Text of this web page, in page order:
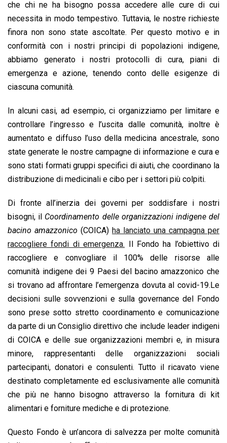
che chi ne ha bisogno possa accedere alle cure di cui
necessita in modo tempestivo. Tuttavia, le nostre richieste
finora non sono state ascoltate. Per questo motivo e in
conformità con i nostri principi di popolazioni indigene,
abbiamo generato i nostri protocolli di cura, piani di
emergenza e azione, tenendo conto delle esigenze di
ciascuna comunità.
In alcuni casi, ad esempio, ci organizziamo per limitare e
controllare l’ingresso e l’uscita dalle comunità, inoltre è
aumentato e diffuso l’uso della medicina ancestrale, sono
state generate le nostre campagne di informazione e cura e
sono stati formati gruppi specifici di aiuti, che coordinano la
distribuzione di medicinali e cibo per i settori più colpiti.
Di fronte all’inerzia dei governi per soddisfare i nostri
bisogni, il Coordinamento delle organizzazioni indigene del
bacino amazzonico (COICA) ha lanciato una campagna per
raccogliere fondi di emergenza. Il Fondo ha l’obiettivo di
raccogliere e convogliare il 100% delle risorse alle
comunità indigene dei 9 Paesi del bacino amazzonico che
si trovano ad affrontare l’emergenza dovuta al covid-19.Le
decisioni sulle sovvenzioni e sulla governance del Fondo
sono prese sotto stretto coordinamento e comunicazione
da parte di un Consiglio direttivo che include leader indigeni
di COICA e delle sue organizzazioni membri e, in misura
minore, rappresentanti delle organizzazioni sociali
partecipanti, donatori e consulenti. Tutto il ricavato viene
destinato completamente ed esclusivamente alle comunità
che più ne hanno bisogno attraverso la fornitura di kit
alimentari e forniture mediche e di protezione.
Questo Fondo è un’ancora di salvezza per molte comunità